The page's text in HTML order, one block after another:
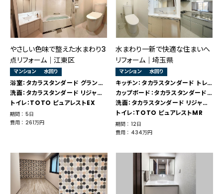
やさしい色味で整えた水まわり3
点リフォーム｜江東区
マンション 水回り
浴室：タカラスタンダード グランスパ
洗面：タカラスタンダード リジャスト
トイレ：TOTO ピュアレストEX
期間 ： 5日
費用 ： 261万円
水まわり一新で快適な住まいへ
リフォーム｜埼玉県
マンション 水回り
キッチン：タカラスタンダード トレーシア
カップボード：タカラスタンダード リフィット
洗面：タカラスタンダード リジャスト
トイレ：TOTO ピュアレストMR
期間 ： 12日
費用 ： 434万円